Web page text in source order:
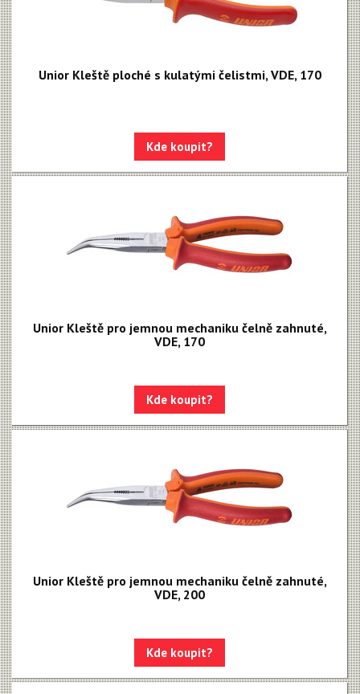
Unior Kleště ploché s kulatými čelistmi, VDE, 170
Kde koupit?
Unior Kleště pro jemnou mechaniku čelně zahnuté,
VDE, 170
Kde koupit?
Unior Kleště pro jemnou mechaniku čelně zahnuté,
VDE, 200
Kde koupit?